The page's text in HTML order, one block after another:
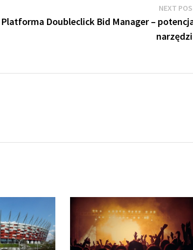
NEXT
Platforma Doubleclick Bid Manager –